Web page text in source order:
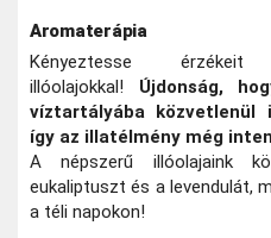
Aromaterápia
Kényeztesse
illóolajokkal! Újdonság,
víztartályába
így az illatélmény még
A népszerű illóolajaink
eukaliptuszt és a levendulát,
a téli napokon!